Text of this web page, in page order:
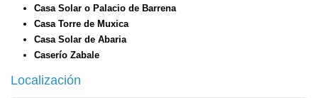
Casa Solar o Palacio de Barrena
Casa Torre de Muxica
Casa Solar de Abaria
Caserío Zabale
Localización